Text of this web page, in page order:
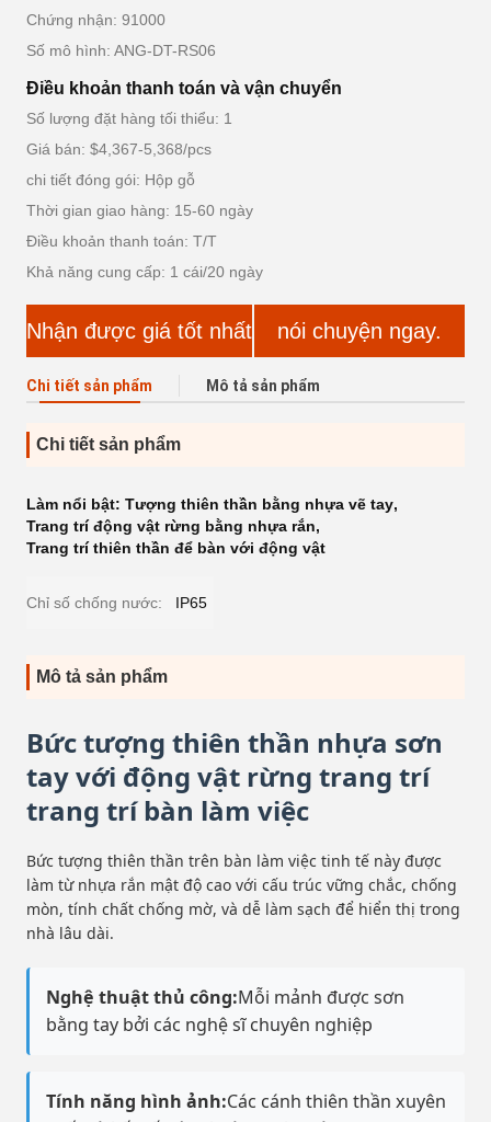
Chứng nhận: 91000
Số mô hình: ANG-DT-RS06
Điều khoản thanh toán và vận chuyển
Số lượng đặt hàng tối thiểu: 1
Giá bán: $4,367-5,368/pcs
chi tiết đóng gói: Hộp gỗ
Thời gian giao hàng: 15-60 ngày
Điều khoản thanh toán: T/T
Khả năng cung cấp: 1 cái/20 ngày
Nhận được giá tốt nhất nói chuyện ngay.
Chi tiết sản phẩm Mô tả sản phẩm
Chi tiết sản phẩm
Làm nổi bật: Tượng thiên thần bằng nhựa vẽ tay,
Trang trí động vật rừng bằng nhựa rắn,
Trang trí thiên thần để bàn với động vật
Chỉ số chống nước: IP65
Mô tả sản phẩm
Bức tượng thiên thần nhựa sơn
tay với động vật rừng trang trí
trang trí bàn làm việc
Bức tượng thiên thần trên bàn làm việc tinh tế này được
làm từ nhựa rắn mật độ cao với cấu trúc vững chắc, chống
mòn, tính chất chống mờ, và dễ làm sạch để hiển thị trong
nhà lâu dài.
Nghệ thuật thủ công:Mỗi mảnh được sơn
bằng tay bởi các nghệ sĩ chuyên nghiệp
Tính năng hình ảnh:Các cánh thiên thần xuyên